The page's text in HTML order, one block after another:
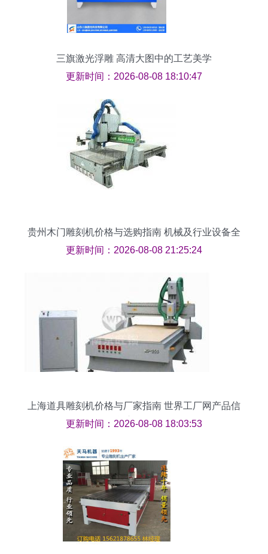
三旗激光浮雕 高清大图中的工艺美学
更新时间：2026-08-08 18:10:47
贵州木门雕刻机价格与选购指南 机械及行业设备全
解析
更新时间：2026-08-08 21:25:24
上海道具雕刻机价格与厂家指南 世界工厂网产品信
息库解析
更新时间：2026-08-08 18:03:53